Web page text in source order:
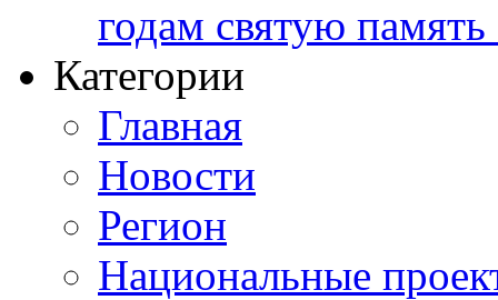
годам святую
Категории
Главная
Новости
Регион
Национальные